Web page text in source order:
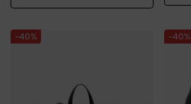
-40% -40%